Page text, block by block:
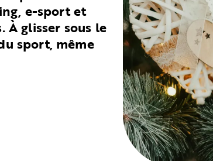
e-sport et
À glisser sous le
sport, même